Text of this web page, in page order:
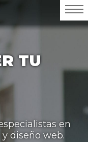
TU
en
diseño web.